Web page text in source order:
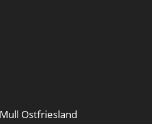
Ostfriesland